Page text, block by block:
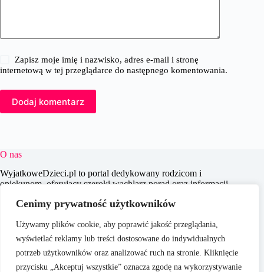
Cenimy prywatność użytkowników
Używamy plików cookie, aby poprawić jakość przeglądania,
wyświetlać reklamy lub treści dostosowane do indywidualnych
potrzeb użytkowników oraz analizować ruch na stronie. Kliknięcie
przycisku „Akceptuj wszystkie” oznacza zgodę na wykorzystywanie
Zapisz moje imię i nazwisko, adres e-mail i stronę
internetową w tej przeglądarce do następnego komentowania.
Dodaj komentarz
O nas
WyjatkoweDzieci.pl to portal dedykowany rodzicom i
opiekunom, oferujący szeroki wachlarz porad oraz informacji
celem jest wspieranie dorosłych w codziennych wyzwaniach
praktycznych treści, które pomagają w świadomym i
efektywnym wychowywaniu młodego pokolenia.